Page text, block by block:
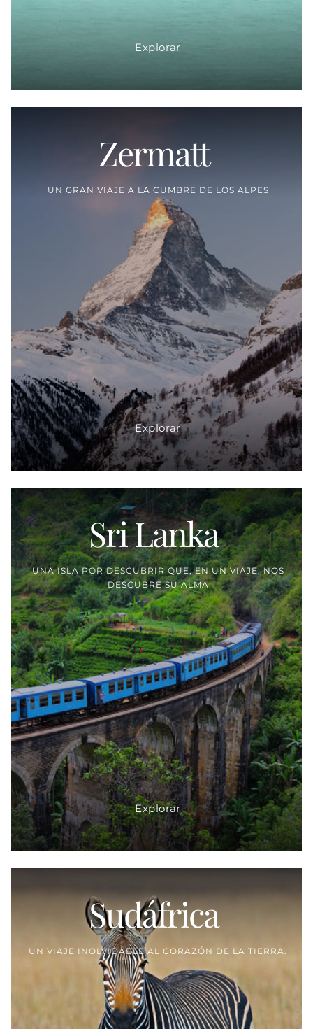
Explorar
Zermatt
UN GRAN VIAJE A LA CUMBRE DE LOS ALPES
Explorar
Proveedor:Sri Lanka
UNA ISLA POR DESCUBRIR QUE, EN UN VIAJE, NOS
DESCUBRE SU ALMA
Explorar
Proveedor:Sudáfrica
UN VIAJE INOLVIDABLE AL CORAZÓN DE LA TIERRA.